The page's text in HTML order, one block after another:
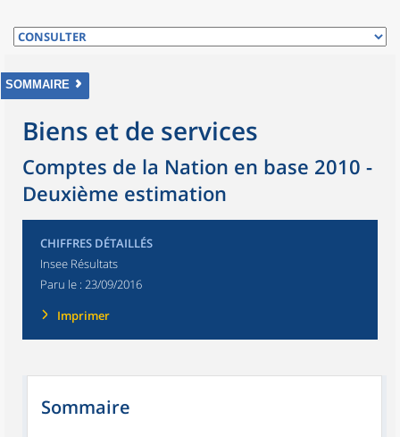
SOMMAIRE
Biens et de services
Comptes de la Nation en base 2010 -
Deuxième estimation
CHIFFRES DÉTAILLÉS
Insee Résultats
Paru le : 23/09/2016
Imprimer
Sommaire